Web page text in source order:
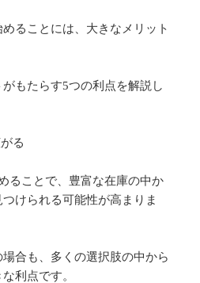
ることには、大きなメリット
もたらす5つの利点を解説し
る
ることで、豊富な在庫の中か
けられる可能性が高まりま
合も、多くの選択肢の中から
利点です。